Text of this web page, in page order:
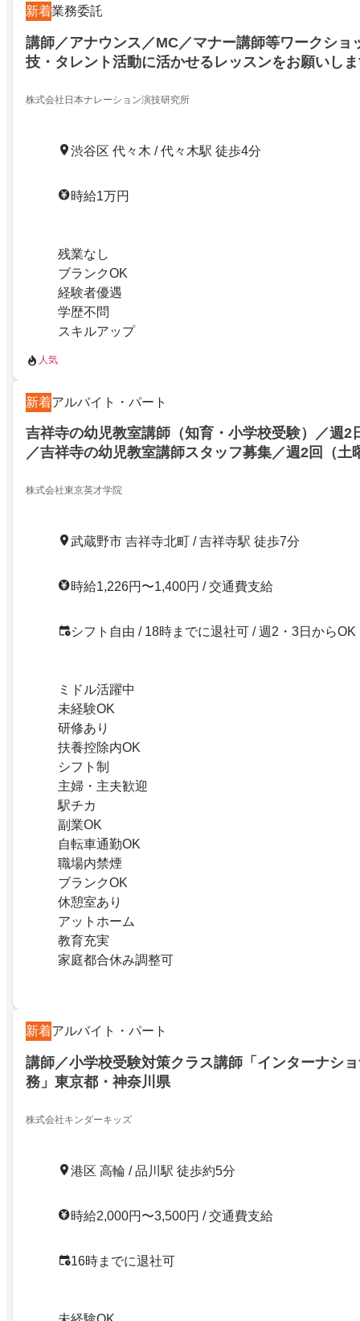
新着業務委託
講師／アナウンス／MC／マナー講師等ワークショ
技・タレント活動に活かせるレッスンをお願いし
株式会社日本ナレーション演技研究所
渋谷区 代々木 / 代々木駅 徒歩4分
時給1万円
残業なし
ブランクOK
経験者優遇
学歴不問
スキルアップ
人気
新着アルバイト・パート
吉祥寺の幼児教室講師（知育・小学校受験）／週2
／吉祥寺の幼児教室講師スタッフ募集／週2回（土
ふ活躍中
株式会社東京英才学院
武蔵野市 吉祥寺北町 / 吉祥寺駅 徒歩7分
時給1,226円〜1,400円 / 交通費支給
シフト自由 / 18時までに退社可 / 週2・3日からOK
ミドル活躍中
未経験OK
研修あり
扶養控除内OK
シフト制
主婦・主夫歓迎
駅チカ
副業OK
自転車通勤OK
職場内禁煙
ブランクOK
休憩室あり
アットホーム
教育充実
家庭都合休み調整可
新着アルバイト・パート
講師／小学校受験対策クラス講師「インターナシ
務」東京都・神奈川県
株式会社キンダーキッズ
港区 高輪 / 品川駅 徒歩約5分
時給2,000円〜3,500円 / 交通費支給
16時までに退社可